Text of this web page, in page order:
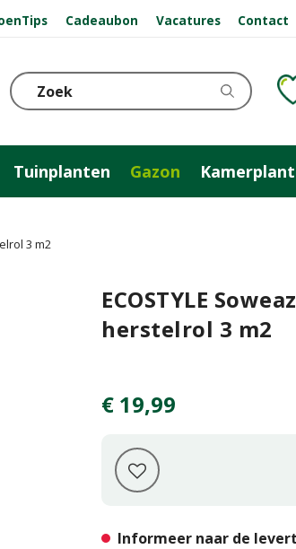
3 m2
Cadeaubon Vacatures Contact
Tuinplanten Gazon
ECOSTYLE
herstelrol 3 m2
€ 19,99
Informeer naar de